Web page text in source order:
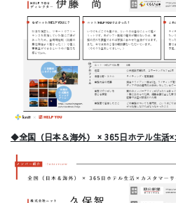
◆全国（日本＆海外） × 365日ホテル生活×